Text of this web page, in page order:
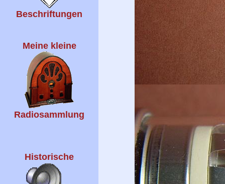
Beschriftungen
Meine kleine
Radiosammlung
Historische